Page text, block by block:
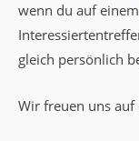
wenn du auf
gleich persönlich
Wir freuen uns auf